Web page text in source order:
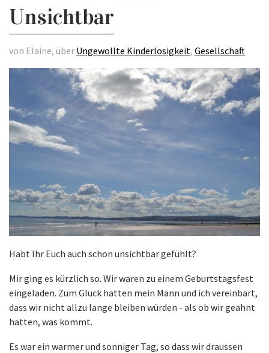
Unsichtbar
von Elaine, über Ungewollte Kinderlosigkeit, Gesellschaft
Habt Ihr Euch auch schon unsichtbar gefühlt?
Mir ging es kürzlich so. Wir waren zu einem Geburtstagsfest
eingeladen. Zum Glück hatten mein Mann und ich vereinbart,
dass wir nicht allzu lange bleiben würden - als ob wir geahnt
hätten, was kommt.
Es war ein warmer und sonniger Tag, so dass wir draussen